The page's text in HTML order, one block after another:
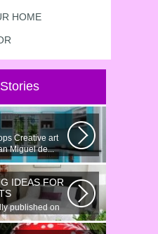
HOME
Creative art
Miguel de...
IDEAS FOR
published on
a smallish...